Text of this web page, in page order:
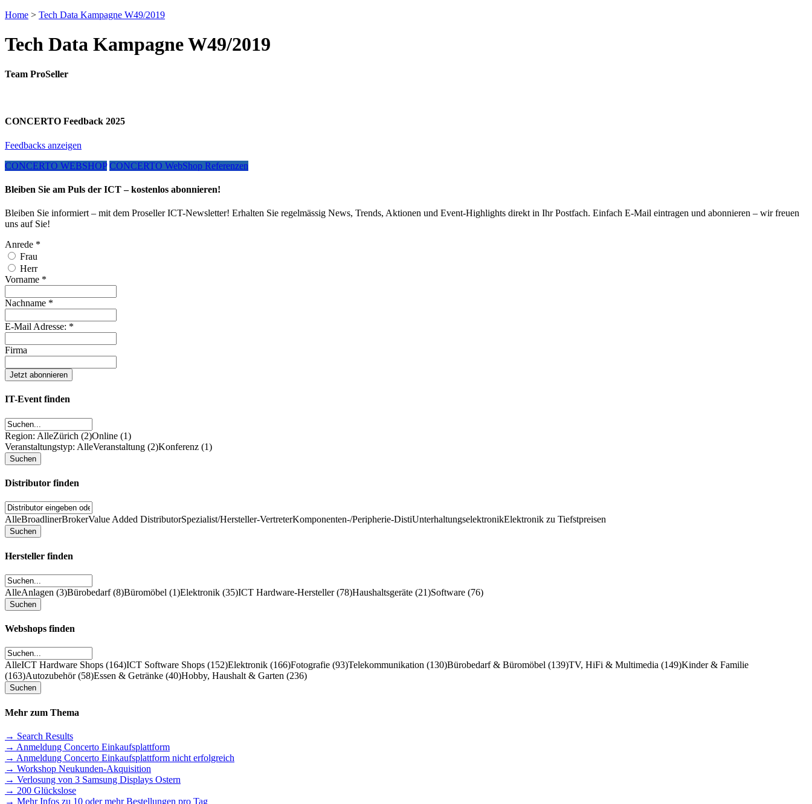
Home > Tech Data Kampagne W49/2019
Tech Data Kampagne W49/2019
Team ProSeller
CONCERTO Feedback 2025
Feedbacks anzeigen
CONCERTO WEBSHOP CONCERTO WebShop Referenzen
Bleiben Sie am Puls der ICT – kostenlos abonnieren!
Bleiben Sie informiert – mit dem Proseller ICT-Newsletter! Erhalten Sie regelmässig News, Trends, Aktionen und Event-Highlights direkt in Ihr Postfach. Einfach E-Mail eintragen und abonnieren – wir freuen
uns auf Sie!
Anrede *
Frau
Herr
Vorname *
Nachname *
E-Mail Adresse: *
Firma
IT-Event finden
Region: AlleZürich (2)Online (1)
Veranstaltungstyp: AlleVeranstaltung (2)Konferenz (1)
Distributor finden
AlleBroadlinerBrokerValue Added DistributorSpezialist/Hersteller-VertreterKomponenten-/Peripherie-DistiUnterhaltungselektronikElektronik zu Tiefstpreisen
Hersteller finden
AlleAnlagen (3)Bürobedarf (8)Büromöbel (1)Elektronik (35)ICT Hardware-Hersteller (78)Haushaltsgeräte (21)Software (76)
Webshops finden
AlleICT Hardware Shops (164)ICT Software Shops (152)Elektronik (166)Fotografie (93)Telekommunikation (130)Bürobedarf & Büromöbel (139)TV, HiFi & Multimedia (149)Kinder & Familie
(163)Autozubehör (58)Essen & Getränke (40)Hobby, Haushalt & Garten (236)
Mehr zum Thema
→ Search Results
→ Anmeldung Concerto Einkaufsplattform
→ Anmeldung Concerto Einkaufsplattform nicht erfolgreich
→ Workshop Neukunden-Akquisition
→ Verlosung von 3 Samsung Displays Ostern
→ 200 Glückslose
→ Mehr Infos zu 10 oder mehr Bestellungen pro Tag